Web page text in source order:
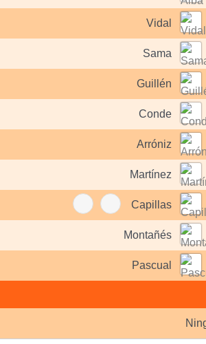
Vidal
Sama
Guillén
Conde
Arróniz
Martínez
Capillas
Montañés
Pascual